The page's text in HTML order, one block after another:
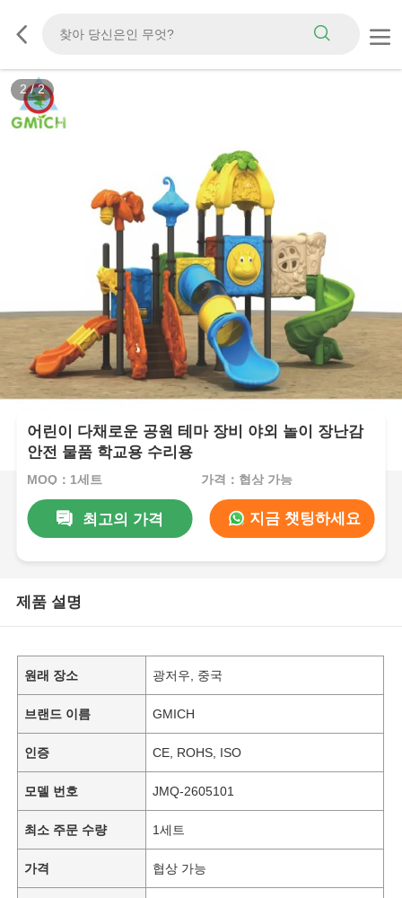
2/2
어린이 다채로운 공원 테마 장비 야외 놀이 장난감
안전 물품 학교용 수리용
MOQ：1세트 가격：협상 가능
최고의 가격 지금 챗팅하세요
제품 설명
원래 장소 광저우, 중국
브랜드 이름 GMICH
인증 CE, ROHS, ISO
모델 번호 JMQ-2605101
최소 주문 수량 1세트
가격 협상 가능